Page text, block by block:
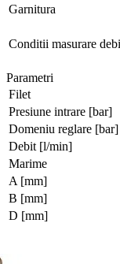
Garnitura
Conditii masurare
Parametri
Filet
Presiune intrare [bar]
Domeniu reglare [bar]
Debit [l/min]
Marime
A [mm]
B [mm]
D [mm]